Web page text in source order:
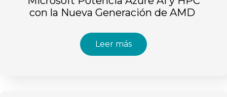
con la Nueva Generación de AMD
Leer más